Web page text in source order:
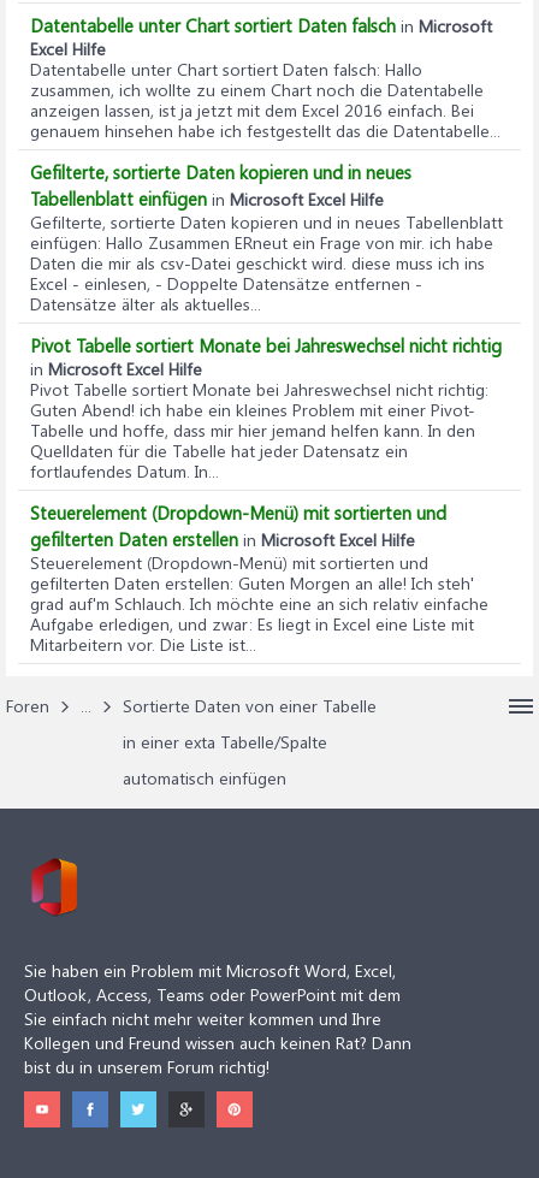
Datentabelle unter Chart sortiert Daten falsch in Microsoft
Excel Hilfe
Datentabelle unter Chart sortiert Daten falsch: Hallo
zusammen, ich wollte zu einem Chart noch die Datentabelle
anzeigen lassen, ist ja jetzt mit dem Excel 2016 einfach. Bei
genauem hinsehen habe ich festgestellt das die Datentabelle...
Gefilterte, sortierte Daten kopieren und in neues
Tabellenblatt einfügen in Microsoft Excel Hilfe
Gefilterte, sortierte Daten kopieren und in neues Tabellenblatt
einfügen: Hallo Zusammen ERneut ein Frage von mir. ich habe
Daten die mir als csv-Datei geschickt wird. diese muss ich ins
Excel - einlesen, - Doppelte Datensätze entfernen -
Datensätze älter als aktuelles...
Pivot Tabelle sortiert Monate bei Jahreswechsel nicht richtig
in Microsoft Excel Hilfe
Pivot Tabelle sortiert Monate bei Jahreswechsel nicht richtig:
Guten Abend! ich habe ein kleines Problem mit einer Pivot-
Tabelle und hoffe, dass mir hier jemand helfen kann. In den
Quelldaten für die Tabelle hat jeder Datensatz ein
fortlaufendes Datum. In...
Steuerelement (Dropdown-Menü) mit sortierten und
gefilterten Daten erstellen in Microsoft Excel Hilfe
Steuerelement (Dropdown-Menü) mit sortierten und
gefilterten Daten erstellen: Guten Morgen an alle! Ich steh'
grad auf'm Schlauch. Ich möchte eine an sich relativ einfache
Aufgabe erledigen, und zwar: Es liegt in Excel eine Liste mit
Mitarbeitern vor. Die Liste ist...
Foren ...
Sortierte Daten von einer Tabelle
in einer exta Tabelle/Spalte
automatisch einfügen
Sie haben ein Problem mit Microsoft Word, Excel,
Outlook, Access, Teams oder PowerPoint mit dem
Sie einfach nicht mehr weiter kommen und Ihre
Kollegen und Freund wissen auch keinen Rat? Dann
bist du in unserem Forum richtig!